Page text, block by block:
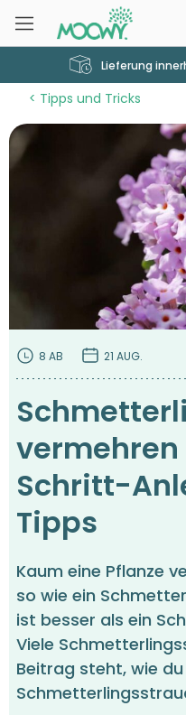
Lieferung
Tipps und Tricks
8 AB 21 AUG.
Schritt-
Tipps
Kaum eine Pflanze
so wie ein
ist besser als ein
Viele
Beitrag steht, wie